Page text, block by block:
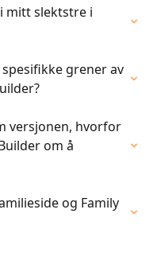
mitt slektstre i
grener av
versjonen, hvorfor
om å
og Family